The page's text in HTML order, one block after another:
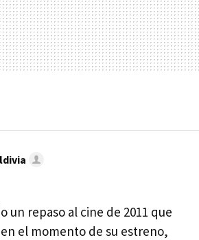
un repaso al cine de 2011 que
el momento de su estreno,